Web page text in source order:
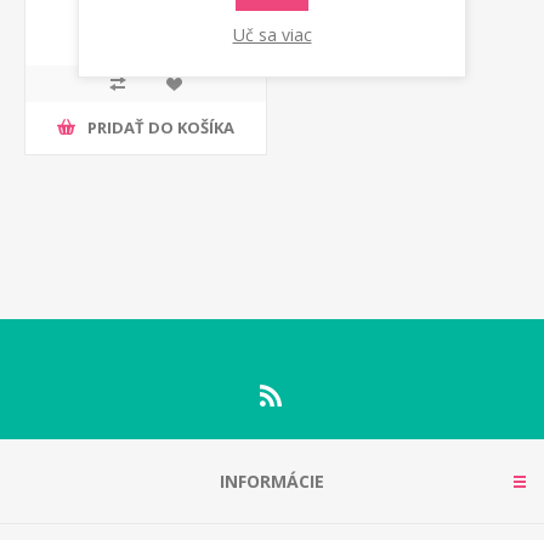
PRIDAŤ DO KOŠÍKA
INFORMÁCIE
Uč sa viac